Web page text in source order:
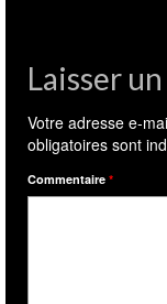
Laisser
Votre adresse e-
obligatoires sont
Commentaire *